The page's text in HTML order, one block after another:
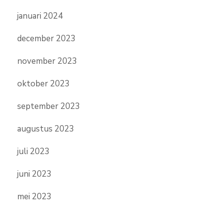
januari 2024
december 2023
november 2023
oktober 2023
september 2023
augustus 2023
juli 2023
juni 2023
mei 2023